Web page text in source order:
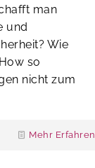
man
und
Wie
so
nicht zum
Mehr Erfahren